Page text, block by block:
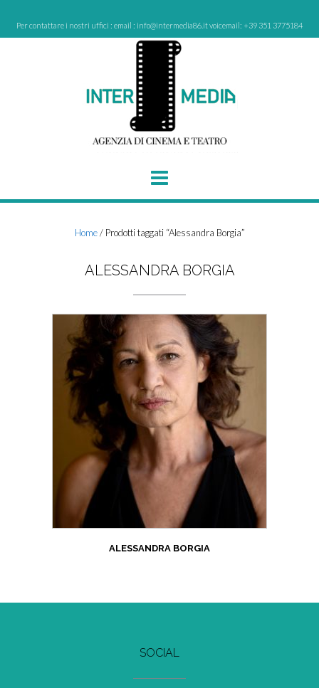
content
Per contattare i nostri uffici : email : info@intermedia86.it voicemail: +39 351 3775184
Home/ Prodotti taggati “Alessandra Borgia”
ALESSANDRA BORGIA
ALESSANDRA BORGIA
SOCIAL